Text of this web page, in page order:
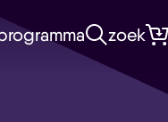
zoek